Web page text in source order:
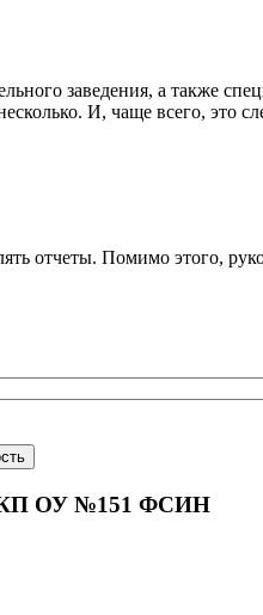
заведения, а также
И, чаще всего, это
отчеты. Помимо этого,
ОУ №151 ФСИН